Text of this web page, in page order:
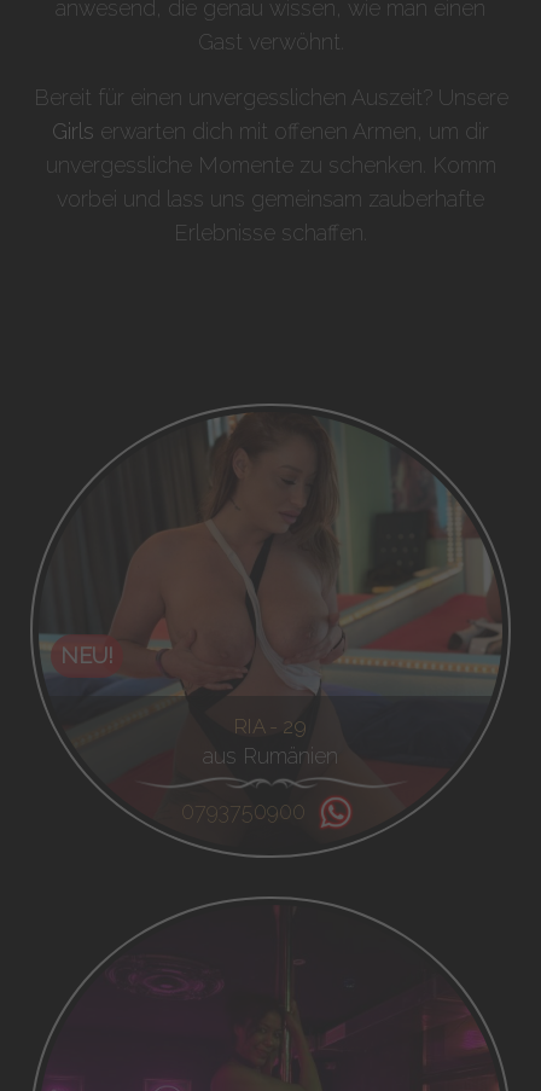
anwesend, die genau wissen, wie man einen
Gast verwöhnt.
Bereit für einen unvergesslichen Auszeit? Unsere
Girls erwarten dich mit offenen Armen, um dir
unvergessliche Momente zu schenken. Komm
vorbei und lass uns gemeinsam zauberhafte
Erlebnisse schaffen.
NEU!
RIA - 29
aus Rumänien
0793750900